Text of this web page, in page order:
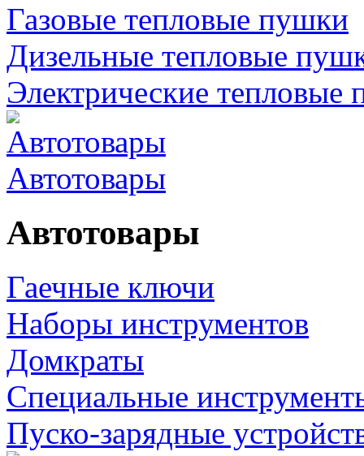
Газовые тепловые пушки
Дизельные тепловые
Электрические тепловые
Автотовары
Автотовары
Гаечные ключи
Наборы инструментов
Домкраты
Специальные
Пуско-зарядные